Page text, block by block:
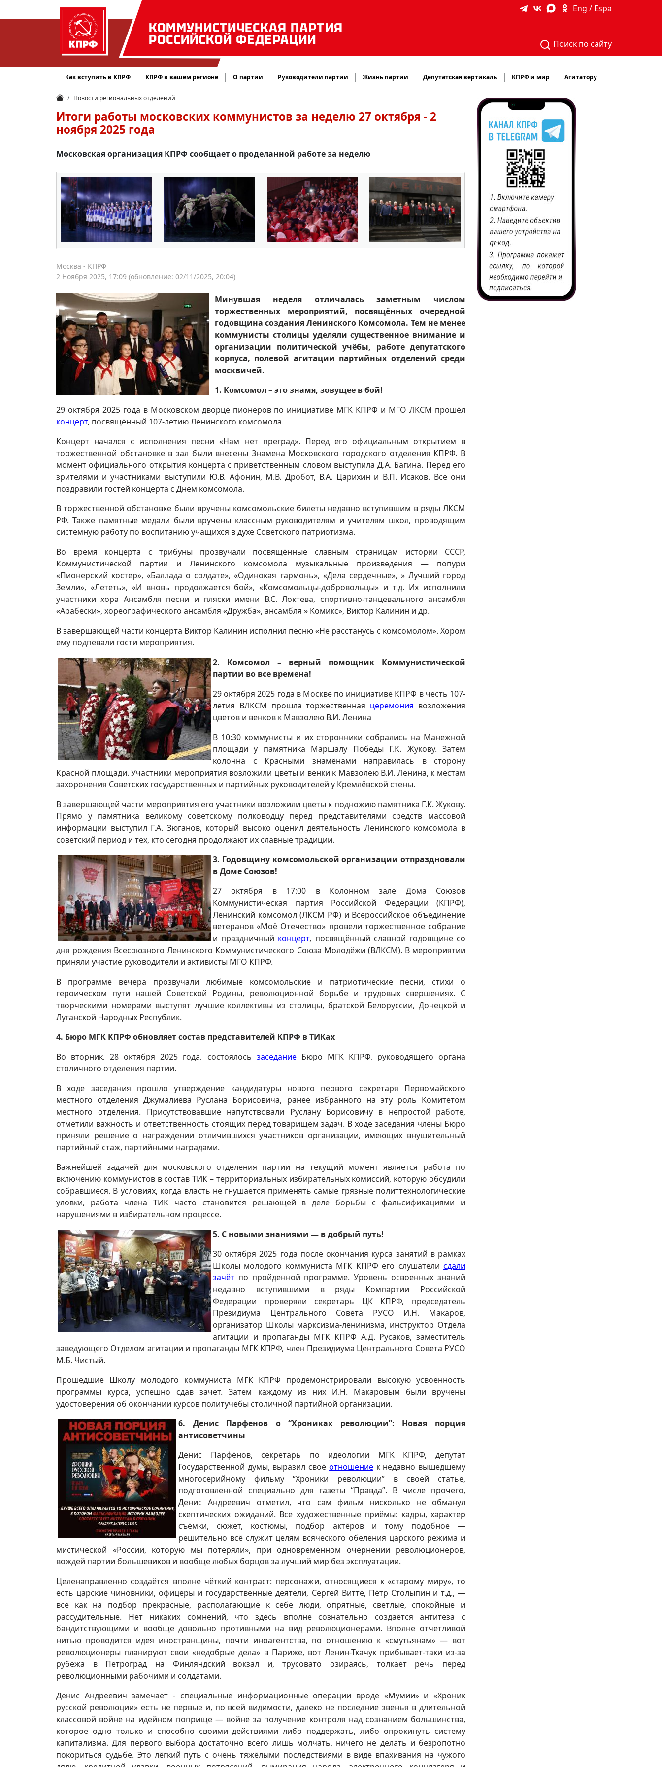
КОММУНИСТИЧЕСКАЯ ПАРТИЯ
РОССИЙСКОЙ ФЕДЕРАЦИИ
Eng / Espa
Поиск по сайту
Как вступить в КПРФ КПРФ в вашем регионе О партии Руководители партии Жизнь партии Депутатская вертикаль КПРФ и мир Агитатору
Новости региональных отделений
Итоги работы московских коммунистов за неделю 27 октября - 2
ноября 2025 года
Московская организация КПРФ сообщает о проделанной работе за неделю
Москва - КПРФ
2 Ноября 2025, 17:09 (обновление: 02/11/2025, 20:04)
Минувшая неделя отличалась заметным числом
торжественных мероприятий, посвящённых очередной
годовщина создания Ленинского Комсомола. Тем не менее
коммунисты столицы уделяли существенное внимание и
организации политической учёбы, работе депутатского
корпуса, полевой агитации партийных отделений среди
москвичей.
1. Комсомол – это знамя, зовущее в бой!
29 октября 2025 года в Московском дворце пионеров по инициативе МГК КПРФ и МГО ЛКСМ прошёл
концерт, посвящённый 107-летию Ленинского комсомола.
Концерт начался с исполнения песни «Нам нет преград». Перед его официальным открытием в
торжественной обстановке в зал были внесены Знамена Московского городского отделения КПРФ. В
момент официального открытия концерта с приветственным словом выступила Д.А. Багина. Перед его
зрителями и участниками выступили Ю.В. Афонин, М.В. Дробот, В.А. Царихин и В.П. Исаков. Все они
поздравили гостей концерта с Днем комсомола.
В торжественной обстановке были вручены комсомольские билеты недавно вступившим в ряды ЛКСМ
РФ. Также памятные медали были вручены классным руководителям и учителям школ, проводящим
системную работу по воспитанию учащихся в духе Советского патриотизма.
Во время концерта с трибуны прозвучали посвящённые славным страницам истории СССР,
Коммунистической партии и Ленинского комсомола музыкальные произведения — попури
«Пионерский костер», «Баллада о солдате», «Одинокая гармонь», «Дела сердечные», » Лучший город
Земли», «Лететь», «И вновь продолжается бой», «Комсомольцы-добровольцы» и т.д. Их исполнили
участники хора Ансамбля песни и пляски имени В.С. Локтева, спортивно-танцевального ансамбля
«Арабески», хореографического ансамбля «Дружба», ансамбля » Комикс», Виктор Калинин и др.
В завершающей части концерта Виктор Калинин исполнил песню «Не расстанусь с комсомолом». Хором
ему подпевали гости мероприятия.
2. Комсомол – верный помощник Коммунистической
партии во все времена!
29 октября 2025 года в Москве по инициативе КПРФ в честь 107-
летия ВЛКСМ прошла торжественная церемония возложения
цветов и венков к Мавзолею В.И. Ленина
В 10:30 коммунисты и их сторонники собрались на Манежной
площади у памятника Маршалу Победы Г.К. Жукову. Затем
колонна с Красными знамёнами направилась в сторону
Красной площади. Участники мероприятия возложили цветы и венки к Мавзолею В.И. Ленина, к местам
захоронения Советских государственных и партийных руководителей у Кремлёвской стены.
В завершающей части мероприятия его участники возложили цветы к подножию памятника Г.К. Жукову.
Прямо у памятника великому советскому полководцу перед представителями средств массовой
информации выступил Г.А. Зюганов, который высоко оценил деятельность Ленинского комсомола в
советский период и тех, кто сегодня продолжают их славные традиции.
3. Годовщину комсомольской организации отпраздновали
в Доме Союзов!
27 октября в 17:00 в Колонном зале Дома Союзов
Коммунистическая партия Российской Федерации (КПРФ),
Ленинский комсомол (ЛКСМ РФ) и Всероссийское объединение
ветеранов «Моё Отечество» провели торжественное собрание
и праздничный концерт, посвящённый славной годовщине со
дня рождения Всесоюзного Ленинского Коммунистического Союза Молодёжи (ВЛКСМ). В мероприятии
приняли участие руководители и активисты МГО КПРФ.
В программе вечера прозвучали любимые комсомольские и патриотические песни, стихи о
героическом пути нашей Советской Родины, революционной борьбе и трудовых свершениях. С
творческими номерами выступят лучшие коллективы из столицы, братской Белоруссии, Донецкой и
Луганской Народных Республик.
4. Бюро МГК КПРФ обновляет состав представителей КПРФ в ТИКах
Во вторник, 28 октября 2025 года, состоялось заседаниеБюро МГК КПРФ, руководящего органа
столичного отделения партии.
В ходе заседания прошло утверждение кандидатуры нового первого секретаря Первомайского
местного отделения Джумалиева Руслана Борисовича, ранее избранного на эту роль Комитетом
местного отделения. Присутствовавшие напутствовали Руслану Борисовичу в непростой работе,
отметили важность и ответственность стоящих перед товарищем задач. В ходе заседания члены Бюро
приняли решение о награждении отличившихся участников организации, имеющих внушительный
партийный стаж, партийными наградами.
Важнейшей задачей для московского отделения партии на текущий момент является работа по
включению коммунистов в состав ТИК – территориальных избирательных комиссий, которую обсудили
собравшиеся. В условиях, когда власть не гнушается применять самые грязные политтехнологические
уловки, работа члена ТИК часто становится решающей в деле борьбы с фальсификациями и
нарушениями в избирательном процессе.
5. С новыми знаниями — в добрый путь!
30 октября 2025 года после окончания курса занятий в рамках
Школы молодого коммуниста МГК КПРФ его слушатели сдали
зачёт по пройденной программе. Уровень освоенных знаний
недавно вступившими в ряды Компартии Российской
Федерации проверяли секретарь ЦК КПРФ, председатель
Президиума Центрального Совета РУСО И.Н. Макаров,
организатор Школы марксизма-ленинизма, инструктор Отдела
агитации и пропаганды МГК КПРФ А.Д. Русаков, заместитель
заведующего Отделом агитации и пропаганды МГК КПРФ, член Президиума Центрального Совета РУСО
М.Б. Чистый.
Прошедшие Школу молодого коммуниста МГК КПРФ продемонстрировали высокую усвоенность
программы курса, успешно сдав зачет. Затем каждому из них И.Н. Макаровым были вручены
удостоверения об окончании курсов политучебы столичной партийной организации.
6. Денис Парфенов о “Хрониках революции”: Новая порция
антисоветчины
Денис Парфёнов, секретарь по идеологии МГК КПРФ, депутат
Государственной думы, выразил своё отношениек недавно вышедшему
многосерийному фильму “Хроники революции” в своей статье,
подготовленной специально для газеты “Правда”. В числе прочего,
Денис Андреевич отметил, что сам фильм нисколько не обманул
скептических ожиданий. Все художественные приёмы: кадры, характер
съёмки, сюжет, костюмы, подбор актёров и тому подобное —
решительно всё служит целям всяческого обеления царского режима и
мистической «России, которую мы потеряли», при одновременном очернении революционеров,
вождей партии большевиков и вообще любых борцов за лучший мир без эксплуатации.
Целенаправленно создаётся вполне чёткий контраст: персонажи, относящиеся к «старому миру», то
есть царские чиновники, офицеры и государственные деятели, Сергей Витте, Пётр Столыпин и т.д., —
все как на подбор прекрасные, располагающие к себе люди, опрятные, светлые, спокойные и
рассудительные. Нет никаких сомнений, что здесь вполне сознательно создаётся антитеза с
бандитствующими и вообще довольно противными на вид революционерами. Вполне отчётливой
нитью проводится идея иностранщины, почти иноагентства, по отношению к «смутьянам» — вот
революционеры планируют свои «недобрые дела» в Париже, вот Ленин-Ткачук прибывает-таки из-за
рубежа в Петроград на Финляндский вокзал и, трусовато озираясь, толкает речь перед
революционными рабочими и солдатами.
Денис Андреевич замечает - специальные информационные операции вроде «Мумии» и «Хроник
русской революции» есть не первые и, по всей видимости, далеко не последние звенья в длительной
классовой войне на идейном поприще — войне за получение контроля над сознанием большинства,
которое одно только и способно своими действиями либо поддержать, либо опрокинуть систему
капитализма. Для первого выбора достаточно всего лишь молчать, ничего не делать и безропотно
покориться судьбе. Это лёгкий путь с очень тяжёлыми последствиями в виде впахивания на чужого